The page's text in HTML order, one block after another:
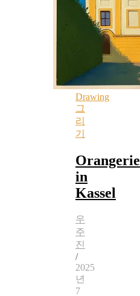
Drawing
그
리
기
Orangerie
in
Kassel
우
주
진
/
2025
년
7